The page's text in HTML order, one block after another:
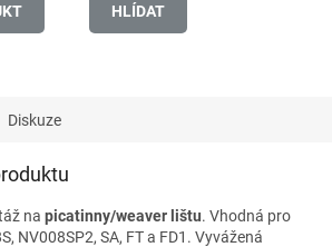
HLÍDAT
Diskuze
na picatinny/weaver lištu. Vhodná pro
NV008SP2, SA, FT a FD1. Vyvážená